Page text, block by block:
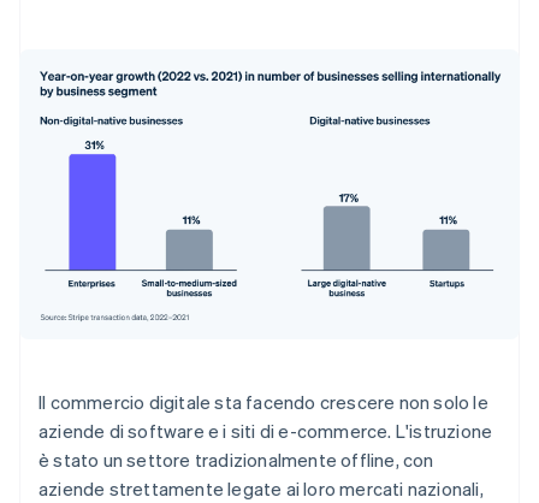
Il commercio digitale sta facendo crescere non solo le
aziende di software e i siti di e-commerce. L'istruzione
è stato un settore tradizionalmente offline, con
aziende strettamente legate ai loro mercati nazionali,
Brasile
PortuguêsEnglish
Bulgaria
English
Cina continentale
Cipro
English
Croazia
Emirati Arabi Uniti
English
Estonia
English